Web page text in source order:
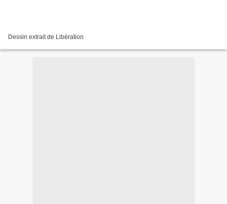
Dessin extrait de Libération